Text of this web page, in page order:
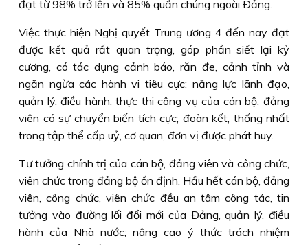
đạt từ 98% trở lên và 85% quần chúng ngoài Ðảng.
Việc thực hiện Nghị quyết Trung ương 4 đến nay đạt
được kết quả rất quan trọng, góp phần siết lại kỷ
cương, có tác dụng cảnh báo, răn đe, cảnh tỉnh và
ngăn ngừa các hành vi tiêu cực; năng lực lãnh đạo,
quản lý, điều hành, thực thi công vụ của cán bộ, đảng
viên có sự chuyển biến tích cực; đoàn kết, thống nhất
trong tập thể cấp uỷ, cơ quan, đơn vị được phát huy.
Tư tưởng chính trị của cán bộ, đảng viên và công chức,
viên chức trong đảng bộ ổn định. Hầu hết cán bộ, đảng
viên, công chức, viên chức đều an tâm công tác, tin
tưởng vào đường lối đổi mới của Ðảng, quản lý, điều
hành của Nhà nước; nâng cao ý thức trách nhiệm